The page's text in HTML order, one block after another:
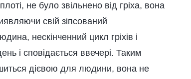
не було звільнено від гріха, вона
свій зіпсований
нескінченний цикл гріхів і
і сповідається ввечері. Таким
дієвою для людини, вона не